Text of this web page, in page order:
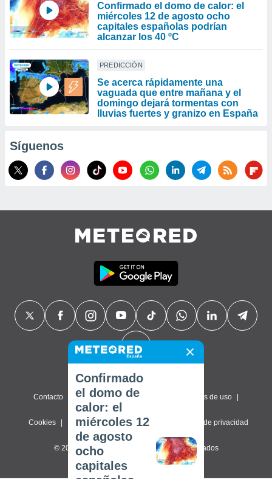
Confirmado el domo de calor: el
miércoles 12 de agosto ocho
capitales españolas podrían
alcanzar los 40 ºC
PREDICCIÓN
Se acerca rápidamente una
vaguada que entre mañana y el
domingo dejará tormentas con
lluvias fuertes y granizo en España
Síguenos
Contacto Sobre nosotros Términos de uso
Cookies Política de privacidad Configuración de privacidad
© 2026 Meteored. Todos los derechos reservados
Confirmado
el domo de
calor: el
miércoles 12
de agosto
ocho
capitales